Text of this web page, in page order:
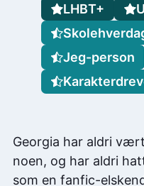
Georgia har aldri
noen, og har aldri
som en fanfic-
LHBT+
Jeg-person